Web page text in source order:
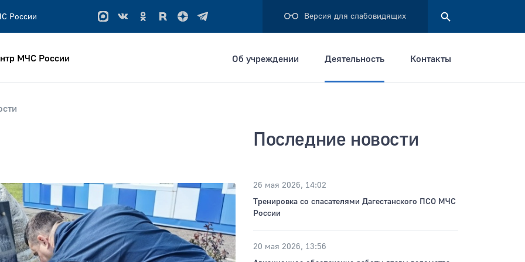
России Версия для слабовидящих
МЧС России Об учреждении Деятельность Контакты
Последние новости
26 мая 2026, 14:02
Тренировка со спасателями Дагестанского ПСО МЧС
России
20 мая 2026, 13:56